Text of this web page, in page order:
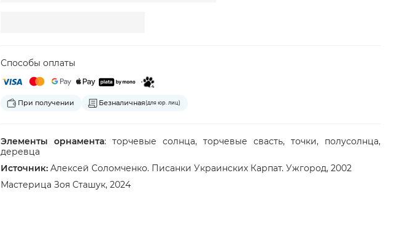
Способы оплаты
При получении Безналичная(для юр. лиц)
Элементы орнамента: торчевые солнца, торчевые свасть, точки, полусолнца,
деревца
Источник:Алексей Соломченко. Писанки Украинских Карпат. Ужгород, 2002
Мастерица Зоя Сташук, 2024